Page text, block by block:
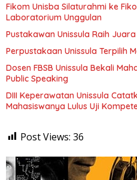
Fikom Unisba Silaturahmi ke
Laboratorium Unggulan
Pustakawan Unissula Raih
Perpustakaan Unissula Terpilih
Dosen FBSB Unissula Bekali
Public Speaking
DIII Keperawatan Unissula
Mahasiswanya Lulus Uji
Post Views: 36